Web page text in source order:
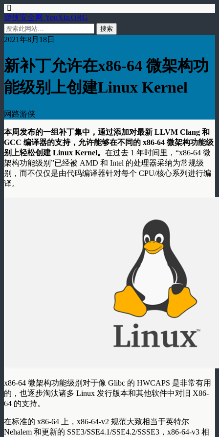
游侠安全网 YouXia.ORG
2021年8月18日
新补丁允许在x86-64 微架构功
能级别上创建Linux Kernel
网路游侠
本周发布的一组补丁集中，通过添加对最新 LLVM Clang 和
GCC 编译器的支持，允许能够在不同的 x86-64 微架构功能级
别上轻松创建 Linux Kernel。 在过去 1 年时间里，“x86-64 微
架构功能级别”已经被 AMD 和 Intel 的处理器采纳为常规级
别，而不仅仅是由代码编译器针对每个 CPU/核心系列进行编
译。
x86-64 微架构功能级别对于像 Glibc 的 HWCAPS 是非常有用
的，也逐步淘汰诸多 Linux 发行版本和其他软件中对旧 X86-
64 的支持。
在标准的 x86-64 上，x86-64-v2 规范大致相当于英特尔
Nehalem 和更新的 SSE3/SSE4.1/SSE4.2/SSSE3，x86-64-v3 相